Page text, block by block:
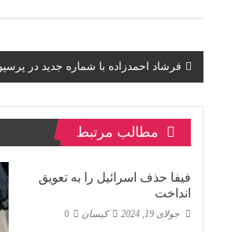
پیمایش
فرشاد احمدزاده با شماره جدید در
مطالب مرتبط
فیفا حذف اسرائیل را به تعویق
انداخت
جولای 19, 2024 کیسان 0